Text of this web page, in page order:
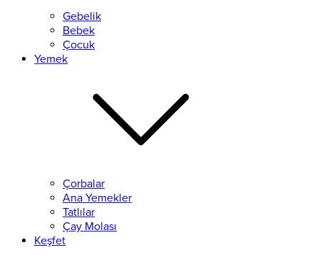
Gebelik
Bebek
Çocuk
Yemek
Çorbalar
Ana Yemekler
Tatlılar
Çay Molası
Keşfet